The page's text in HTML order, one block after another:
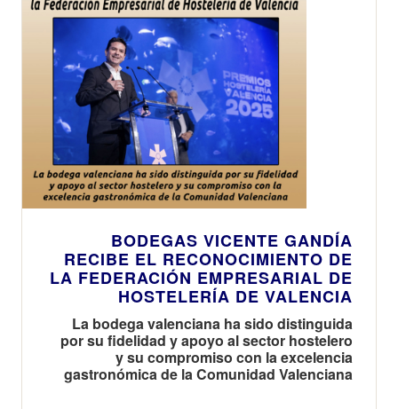
BODEGAS VICENTE GANDÍA
RECIBE EL RECONOCIMIENTO DE
LA FEDERACIÓN EMPRESARIAL DE
HOSTELERÍA DE VALENCIA
La bodega valenciana ha sido distinguida
por su fidelidad y apoyo al sector hostelero
y su compromiso con la excelencia
gastronómica de la Comunidad Valenciana